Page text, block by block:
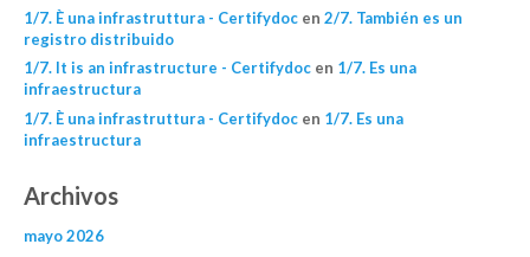
1/7. È una infrastruttura - Certifydocen 2/7. También es un
registro distribuido
1/7. It is an infrastructure - Certifydocen 1/7. Es una
infraestructura
1/7. È una infrastruttura - Certifydocen 1/7. Es una
infraestructura
Archivos
mayo 2026